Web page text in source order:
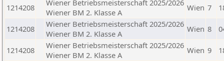
1214208
Wiener Betriebsmeisterschaft 2025/2026
Wiener BM 2. Klasse A
Wien 7
1214208
Wiener Betriebsmeisterschaft 2025/2026
Wiener BM 2. Klasse A
Wien 8
1214208
Wiener Betriebsmeisterschaft 2025/2026
Wiener BM 2. Klasse A
Wien 9